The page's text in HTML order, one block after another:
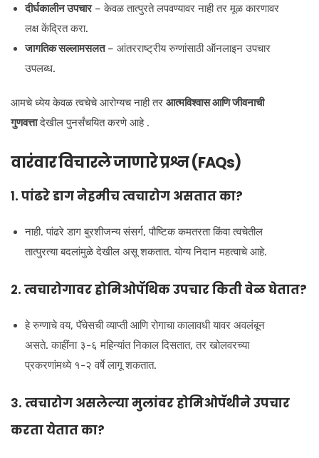
दीर्घकालीन उपचार– केवळ तात्पुरते लपवण्यावर नाही तर मूळ कारणावर
लक्ष केंद्रित करा.
जागतिक सल्लामसलत– आंतरराष्ट्रीय रुग्णांसाठी ऑनलाइन उपचार
उपलब्ध.
आमचे ध्येय केवळ त्वचेचे आरोग्यच नाही तर आत्मविश्वास आणि जीवनाची
गुणवत्तादेखील पुनर्संचयित करणे आहे .
वारंवार विचारले जाणारे प्रश्न (FAQs)
१. पांढरे डाग नेहमीच त्वचारोग असतात का?
नाही. पांढरे डाग बुरशीजन्य संसर्ग, पौष्टिक कमतरता किंवा त्वचेतील
तात्पुरत्या बदलांमुळे देखील असू शकतात. योग्य निदान महत्वाचे आहे.
२. त्वचारोगावर होमिओपॅथिक उपचार किती वेळ घेतात?
हे रुग्णाचे वय, पॅचेसची व्याप्ती आणि रोगाचा कालावधी यावर अवलंबून
असते. काहींना ३-६ महिन्यांत निकाल दिसतात, तर खोलवरच्या
प्रकरणांमध्ये १-२ वर्षे लागू शकतात.
३. त्वचारोग असलेल्या मुलांवर होमिओपॅथीने उपचार
करता येतात का?